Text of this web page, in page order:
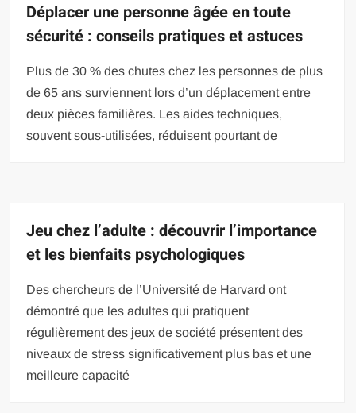
Déplacer une personne âgée en toute
sécurité : conseils pratiques et astuces
Plus de 30 % des chutes chez les personnes de plus
de 65 ans surviennent lors d’un déplacement entre
deux pièces familières. Les aides techniques,
souvent sous-utilisées, réduisent pourtant de
Jeu chez l’adulte : découvrir l’importance
et les bienfaits psychologiques
Des chercheurs de l’Université de Harvard ont
démontré que les adultes qui pratiquent
régulièrement des jeux de société présentent des
niveaux de stress significativement plus bas et une
meilleure capacité